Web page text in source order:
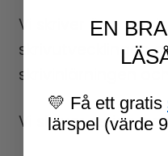
Vi skriver är en
skrivutvecklingen
skrivinlärningen
Vi skriver serien
EN
💛 Få ett gratis
lärspel (värde